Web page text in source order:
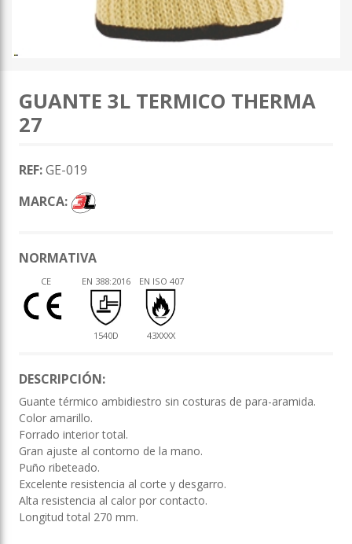
GUANTE 3L TERMICO THERMA
27
REF:GE-019
MARCA:
NORMATIVA
CE EN 388:2016
1540D
EN ISO 407
43XXXX
DESCRIPCIÓN:
Guante térmico ambidiestro sin costuras de para-aramida.
Color amarillo.
Forrado interior total.
Gran ajuste al contorno de la mano.
Puño ribeteado.
Excelente resistencia al corte y desgarro.
Alta resistencia al calor por contacto.
Longitud total 270 mm.